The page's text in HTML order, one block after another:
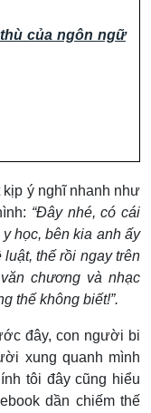
của ngôn ngữ
ý nghĩ nhanh như
“Đây nhé, có cái
học, bên kia anh ấy
thế rồi ngay trên
chương và nhạc
thế không biết!”.
đây, con người bi
xung quanh mình
tôi đây cũng hiểu
dần chiếm thế